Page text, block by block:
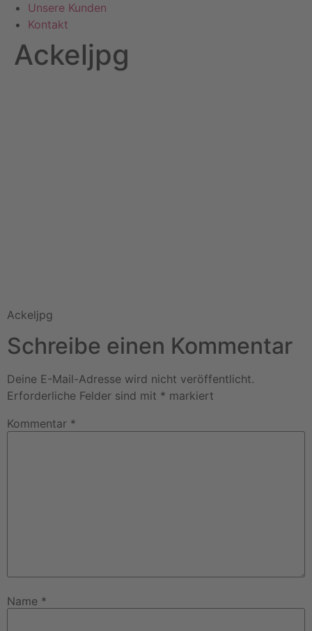
Unsere Kunden
Kontakt
Ackeljpg
Ackeljpg
Schreibe einen Kommentar
Deine E-Mail-Adresse wird nicht veröffentlicht.
Erforderliche Felder sind mit * markiert
Kommentar *
Name *